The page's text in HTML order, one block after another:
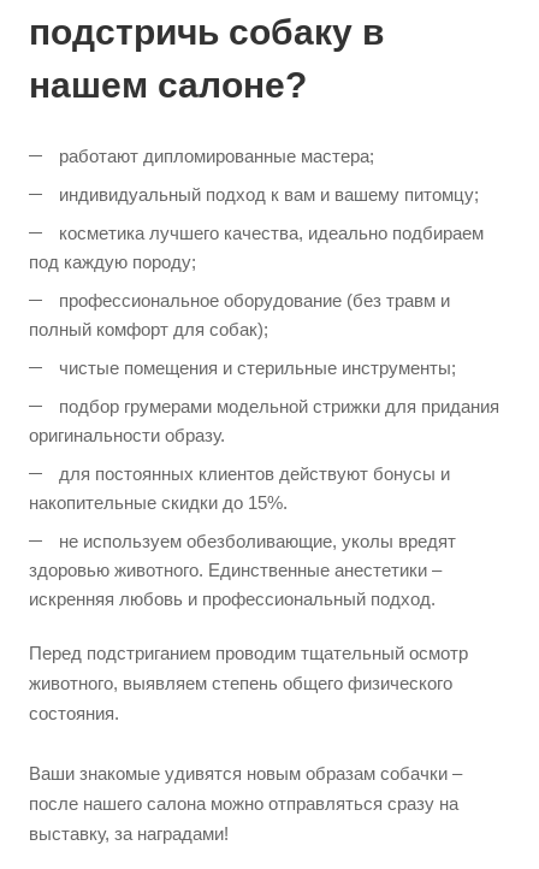
подстричь собаку в
нашем салоне?
работают дипломированные мастера;
индивидуальный подход к вам и вашему питомцу;
косметика лучшего качества, идеально подбираем
под каждую породу;
профессиональное оборудование (без травм и
полный комфорт для собак);
чистые помещения и стерильные инструменты;
подбор грумерами модельной стрижки для придания
оригинальности образу.
для постоянных клиентов действуют бонусы и
накопительные скидки до 15%.
не используем обезболивающие, уколы вредят
здоровью животного. Единственные анестетики –
искренняя любовь и профессиональный подход.
Перед подстриганием проводим тщательный осмотр
животного, выявляем степень общего физического
состояния.
Ваши знакомые удивятся новым образам собачки –
после нашего салона можно отправляться сразу на
выставку, за наградами!